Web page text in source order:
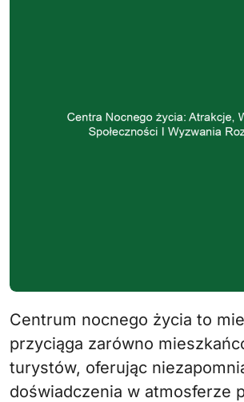
Centrum nocnego życia to miejsce, które
przyciąga zarówno
turystów, oferując
doświadczenia w atmosferze